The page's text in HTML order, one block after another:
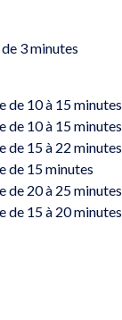
3 minutes
de 10 à 15 minutes
de 10 à 15 minutes
de 15 à 22 minutes
de 15 minutes
de 20 à 25 minutes
de 15 à 20 minutes